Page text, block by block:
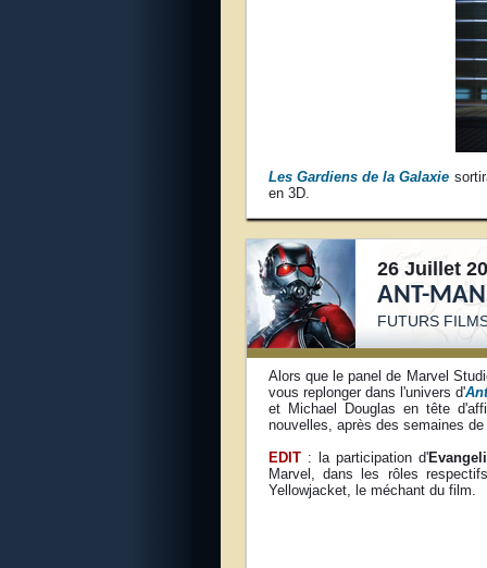
Les Gardiens de la Galaxie
en 3D.
26 Juillet
ANT-MAN
FUTURS
Alors que le panel de Marvel
vous replonger dans l'univers d'
et Michael Douglas en tête
nouvelles, après des semaines
EDIT: la participation d'
Marvel, dans les rôles
Yellowjacket, le méchant du film.